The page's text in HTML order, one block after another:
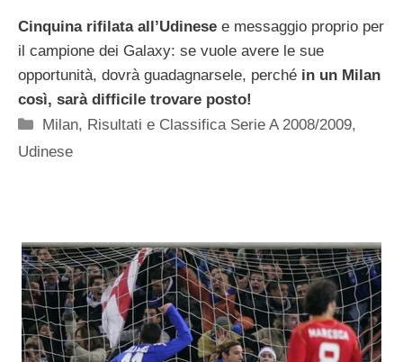
Cinquina rifilata all’Udinese e messaggio proprio per
il campione dei Galaxy: se vuole avere le sue
opportunità, dovrà guadagnarsele, perché in un Milan
così, sarà difficile trovare posto!
Categorie
Milan, Risultati e Classifica Serie A 2008/2009,
Udinese